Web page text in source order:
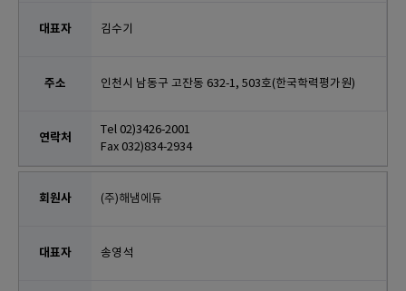
김수기
인천시 남동구 고잔동 632-1, 503호(한국학력평가원)
Tel 02)3426-2001
Fax 032)834-2934
(주)해냄에듀
송영석